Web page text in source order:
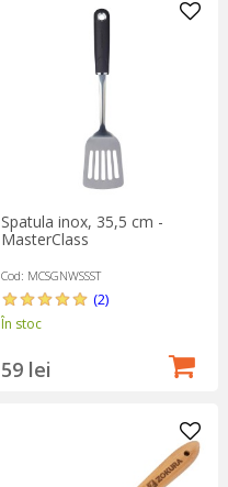
Spatula inox, 35,5 cm -
MasterClass
Cod: MCSGNWSSST
(2)
În stoc
59 lei